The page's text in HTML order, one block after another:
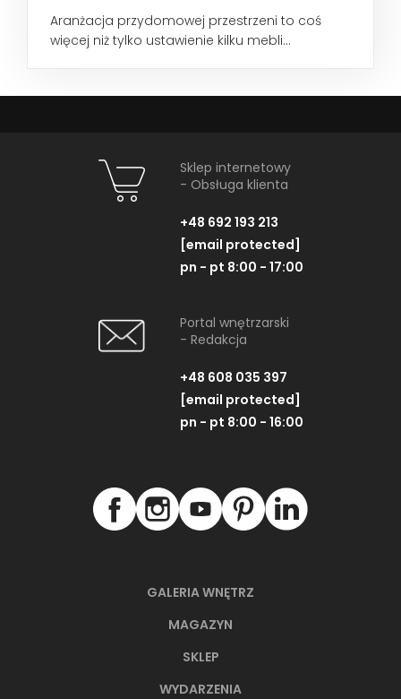
Aranżacja przydomowej przestrzeni to coś
więcej niż tylko ustawienie kilku mebli...
GALERIA WNĘTRZ
MAGAZYN
SKLEP
WYDARZENIA
Sklep internetowy
- Obsługa klienta
+48 692 193 213
[email protected]
pn - pt 8:00 - 17:00
Portal wnętrzarski
- Redakcja
+48 608 035 397
[email protected]
pn - pt 8:00 - 16:00